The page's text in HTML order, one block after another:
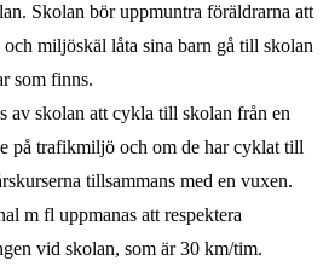
Skolan bör uppmuntra föräldrarna att
och miljöskäl låta sina barn gå till skolan
som finns.
av skolan att cykla till skolan från en
på trafikmiljö och om de har cyklat till
tillsammans med en vuxen.
m fl uppmanas att respektera
vid skolan, som är 30 km/tim.